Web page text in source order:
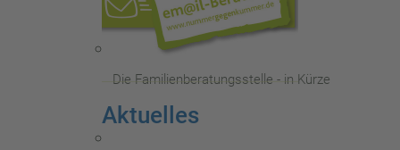
Die Familienberatungsstelle - in Kürze
Aktuelles